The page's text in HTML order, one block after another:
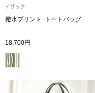
イザック
撥水プリント･トートバッグ
18,700円